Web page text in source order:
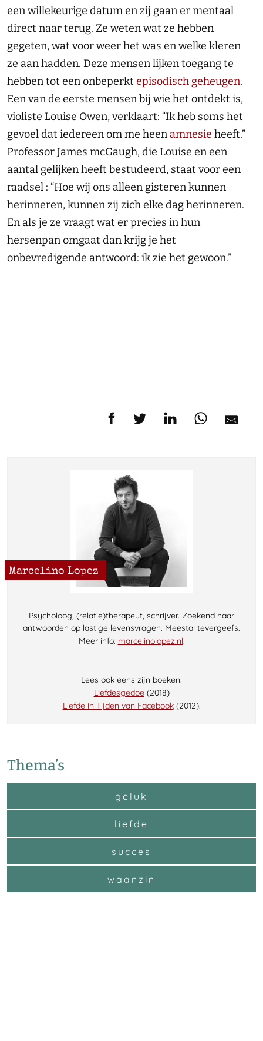
een willekeurige datum en zij gaan er mentaal
direct naar terug. Ze weten wat ze hebben
gegeten, wat voor weer het was en welke kleren
ze aan hadden. Deze mensen lijken toegang te
hebben tot een onbeperkt episodisch geheugen.
Een van de eerste mensen bij wie het ontdekt is,
violiste Louise Owen, verklaart: “Ik heb soms het
gevoel dat iedereen om me heen amnesie heeft.”
Professor James mcGaugh, die Louise en een
aantal gelijken heeft bestudeerd, staat voor een
raadsel : “Hoe wij ons alleen gisteren kunnen
herinneren, kunnen zij zich elke dag herinneren.
En als je ze vraagt wat er precies in hun
hersenpan omgaat dan krijg je het
onbevredigende antwoord: ik zie het gewoon.”
Marcelino Lopez
Psycholoog, (relatie)therapeut, schrijver. Zoekend naar
antwoorden op lastige levensvragen. Meestal tevergeefs.
Meer info: marcelinolopez.nl.
Lees ook eens zijn boeken:
Liefdesgedoe(2018)
Liefde in Tijden van Facebook(2012).
Thema’s
geluk
liefde
succes
waanzin